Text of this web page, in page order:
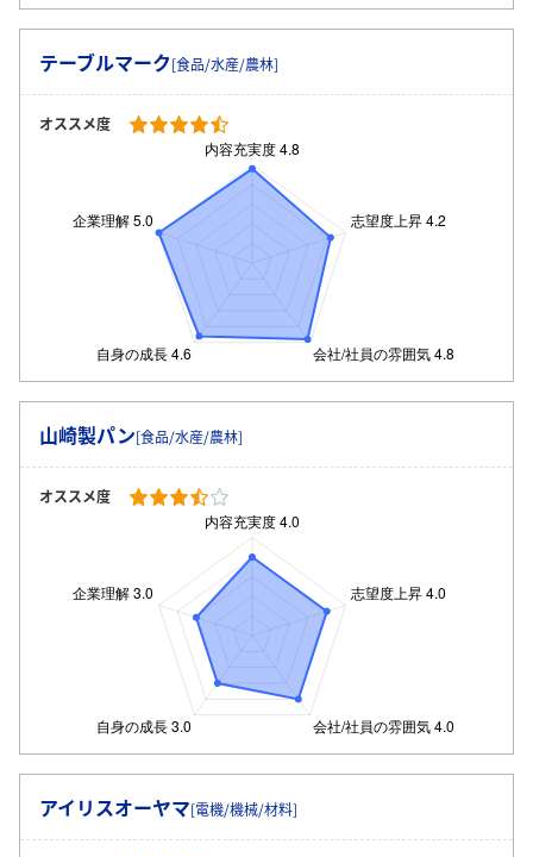
テーブルマーク[食品/水産/農林]
オススメ度
山崎製パン[食品/水産/農林]
オススメ度
アイリスオーヤマ[電機/機械/材料]